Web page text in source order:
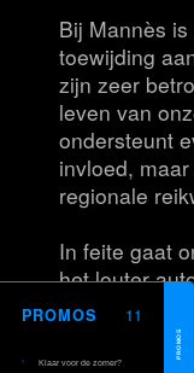
PROMOS 11
Klaar voor de zomer?
PROMOS
Bij Mannès
toewijding
zijn zeer
leven van
ondersteunt
invloed, maar
regionale
In feite gaat
het louter
Als een
de